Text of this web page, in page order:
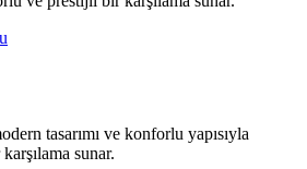
tasarımı ve konforlu yapısıyla
sunar.